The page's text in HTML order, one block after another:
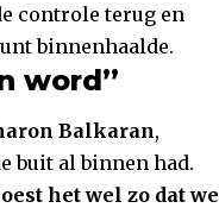
controle terug en
binnenhaalde.
word”
Balkaran,
buit al binnen had.
het wel zo dat we